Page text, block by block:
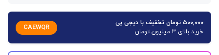
۵۰۰,۰۰۰ تومان تخفیف با دیجی پی
خرید بالای 3 میلیون تومان
CAEWQR